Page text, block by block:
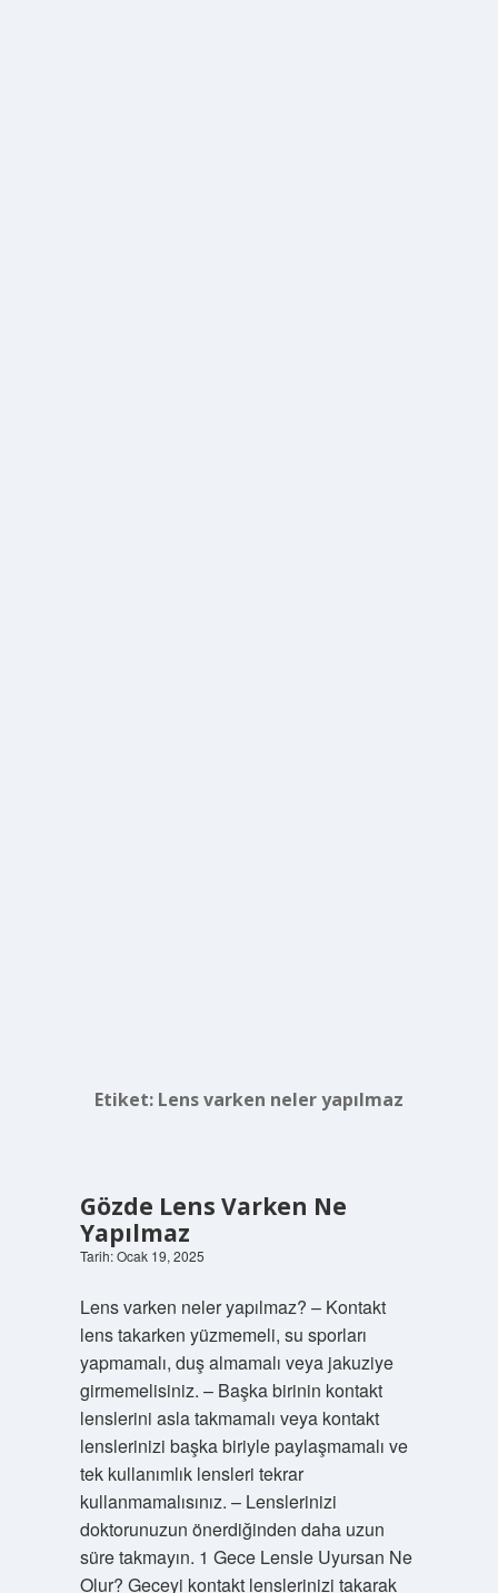
Etiket: Lens varken neler yapılmaz
Gözde Lens Varken Ne
Yapılmaz
Tarih: Ocak 19, 2025
Lens varken neler yapılmaz? – Kontakt
lens takarken yüzmemeli, su sporları
yapmamalı, duş almamalı veya jakuziye
girmemelisiniz. – Başka birinin kontakt
lenslerini asla takmamalı veya kontakt
lenslerinizi başka biriyle paylaşmamalı ve
tek kullanımlık lensleri tekrar
kullanmamalısınız. – Lenslerinizi
doktorunuzun önerdiğinden daha uzun
süre takmayın. 1 Gece Lensle Uyursan Ne
Olur? Geceyi kontakt lenslerinizi takarak